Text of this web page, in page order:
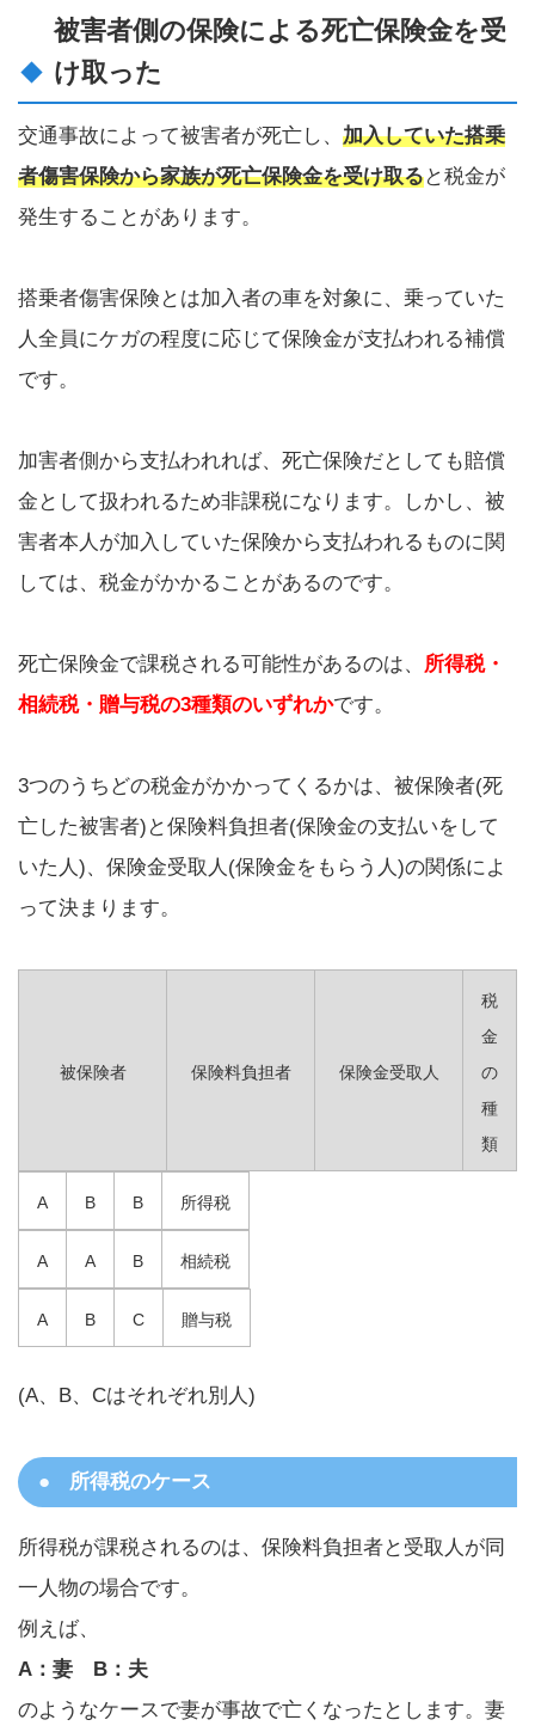
被害者側の保険による死亡保険金を受
け取った
交通事故によって被害者が死亡し、 加入していた搭乗
者傷害保険から家族が死亡保険金を受け取ると税金が
発生することがあります。
搭乗者傷害保険とは加入者の車を対象に、乗っていた
人全員にケガの程度に応じて保険金が支払われる補償
です。
加害者側から支払われれば、死亡保険だとしても賠償
金として扱われるため非課税になります。しかし、被
害者本人が加入していた保険から支払われるものに関
しては、税金がかかることがあるのです。
死亡保険金で課税される可能性があるのは、 所得税・
相続税・贈与税の3種類のいずれかです。
3つのうちどの税金がかかってくるかは、被保険者(死
亡した被害者)と保険料負担者(保険金の支払いをして
いた人)、保険金受取人(保険金をもらう人)の関係によ
って決まります。
被保険者 保険料負担者 保険金受取人
税
金
の
種
類
A B B 所得税
A A B 相続税
A B C 贈与税
(A、B、Cはそれぞれ別人)
所得税のケース
所得税が課税されるのは、保険料負担者と受取人が同
一人物の場合です。
例えば、
A：妻 B：夫
のようなケースで妻が事故で亡くなったとします。妻